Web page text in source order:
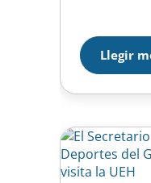
gratuïtes a
d’Horta.
arrencarà
del CEM…
Llegir